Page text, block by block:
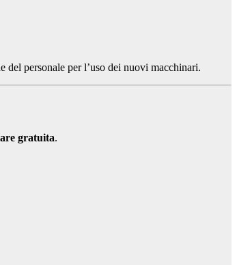
del personale per l’uso dei nuovi macchinari.
gratuita.